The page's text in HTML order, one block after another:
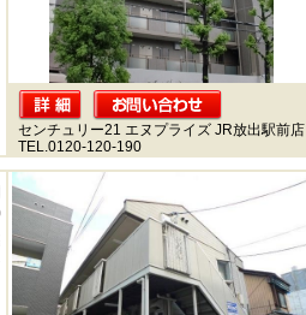
センチュリー21 エヌプライズ JR放出駅前店
TEL.0120-120-190